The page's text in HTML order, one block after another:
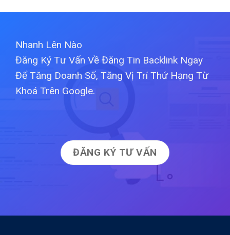
Nhanh Lên Nào
Đăng Ký Tư Vấn Về Đăng Tin Backlink Ngay
Để Tăng Doanh Số, Tăng Vị Trí Thứ Hạng Từ
Khoá Trên Google.
ĐĂNG KÝ TƯ VẤN